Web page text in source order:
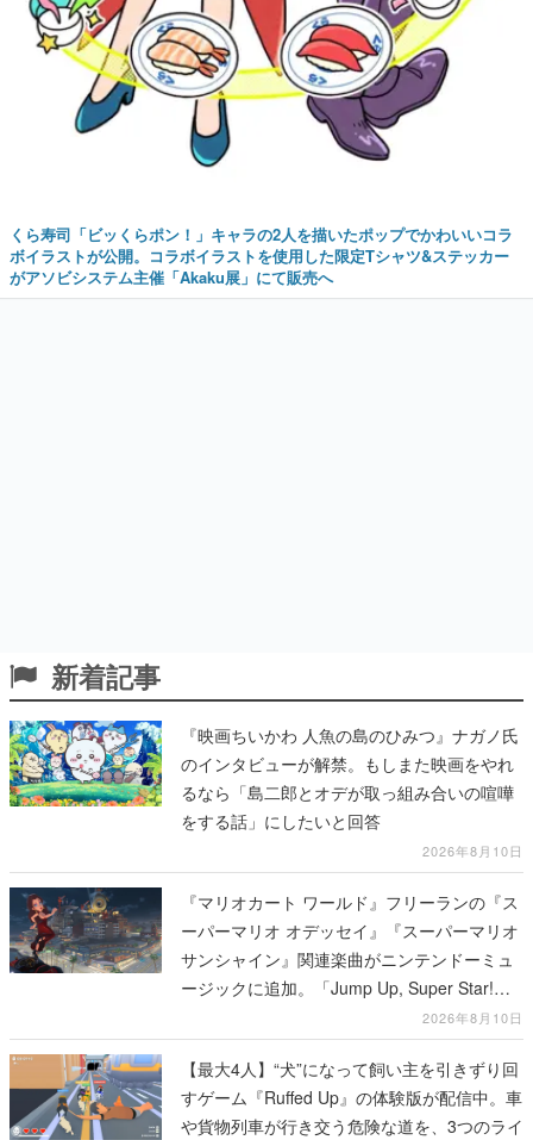
くら寿司「ビッくらポン！」キャラの2人を描いたポップでかわいいコラ
ボイラストが公開。コラボイラストを使用した限定Tシャツ&ステッカー
がアソビシステム主催「Akaku展」にて販売へ
新着記事
『映画ちいかわ 人魚の島のひみつ』ナガノ氏
のインタビューが解禁。もしまた映画をやれ
るなら「島二郎とオデが取っ組み合いの喧嘩
をする話」にしたいと回答
2026年8月10日
『マリオカート ワールド』フリーランの『ス
ーパーマリオ オデッセイ』『スーパーマリオ
サンシャイン』関連楽曲がニンテンドーミュ
ージックに追加。「Jump Up, Super Star!」
「ドルピックタウン」など計14曲が配信
2026年8月10日
【最大4人】“犬”になって飼い主を引きずり回
すゲーム『Ruffed Up』の体験版が配信中。車
や貨物列車が行き交う危険な道を、3つのライ